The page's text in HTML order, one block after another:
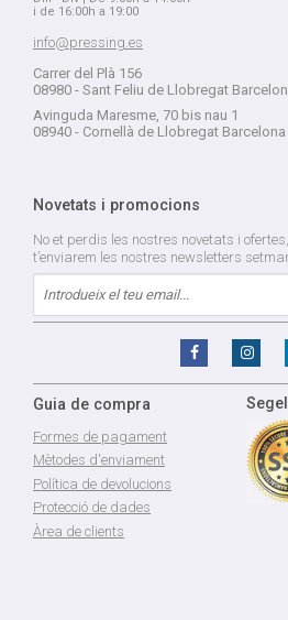
i de 16:00h a 19:00
info@pressing.es
Carrer del Plà 156
08980 - Sant Feliu de Llobregat
Avinguda Maresme, 70 bis nau 1
08940 - Cornellà de Llobregat Barcelona
Novetats i promocions
No et perdis les nostres novetats i
t’enviarem les nostres newsletters
Guia de compra
Formes de pagament
Mètodes d'enviament
Política de devolucions
Protecció de dades
Àrea de clients